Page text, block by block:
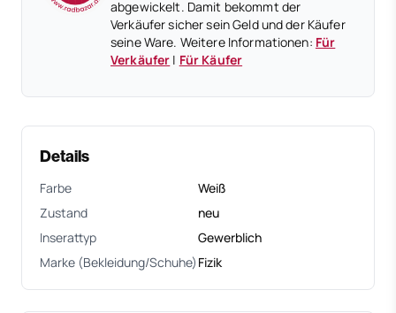
abgewickelt. Damit bekommt der
Verkäufer sicher sein Geld und der Käufer
seine Ware. Weitere Informationen: Für
Verkäufer | Für Käufer
Details
Farbe
Weiß
Zustand
neu
Inserattyp
Gewerblich
Marke (Bekleidung/Schuhe) Fizik